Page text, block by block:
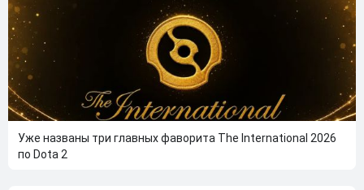
Уже названы три главных фаворита The International 2026
по Dota 2